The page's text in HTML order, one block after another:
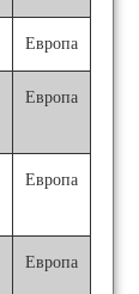
Европа
Европа
Европа
Европа